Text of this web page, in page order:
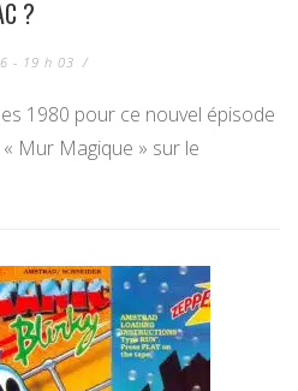
?
- 19 h 03 /
1980 pour ce nouvel épisode
Mur Magique » sur le